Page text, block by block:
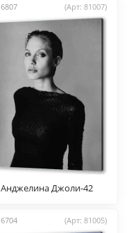
6807 (Арт: 81007)
Анджелина Джоли-42
6704 (Арт: 81005)